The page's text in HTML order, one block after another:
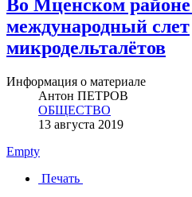
Во Мценском
международный слет
микродельталётов
Информация о материале
Антон ПЕТРОВ
ОБЩЕСТВО
13 августа 2019
Empty
Печать